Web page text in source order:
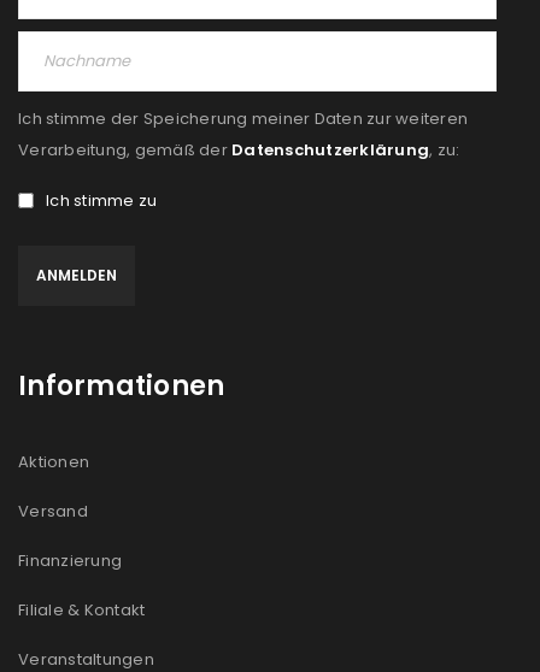
Ich stimme der Speicherung meiner Daten zur weiteren
Verarbeitung, gemäß der Datenschutzerklärung, zu:
Ich stimme zu
Informationen
Aktionen
Versand
Finanzierung
Filiale & Kontakt
Veranstaltungen